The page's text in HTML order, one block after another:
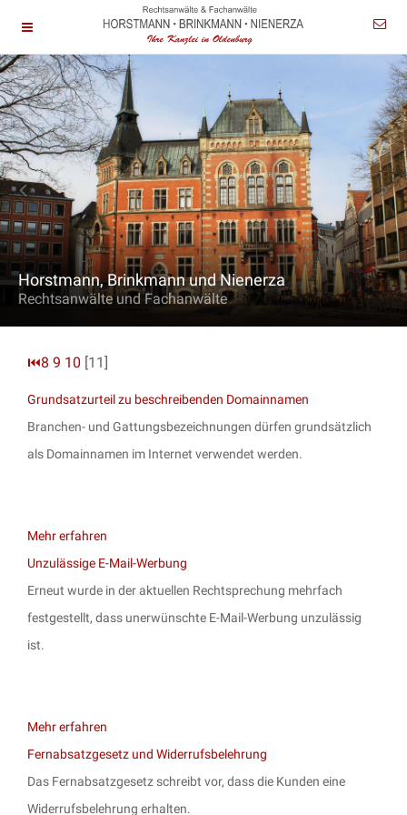
Horstmann, Brinkmann und Nienerza
Rechtsanwälte und Fachanwälte
⏮8 9 10 [11]
Grundsatzurteil zu beschreibenden Domainnamen
Branchen- und Gattungsbezeichnungen dürfen grundsätzlich
als Domainnamen im Internet verwendet werden.
Mehr erfahren
Unzulässige E-Mail-Werbung
Erneut wurde in der aktuellen Rechtsprechung mehrfach
festgestellt, dass unerwünschte E-Mail-Werbung unzulässig
ist.
Mehr erfahren
Fernabsatzgesetz und Widerrufsbelehrung
Das Fernabsatzgesetz schreibt vor, dass die Kunden eine
Widerrufsbelehrung erhalten.